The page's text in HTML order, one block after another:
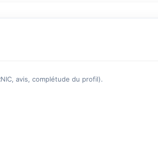
avis, complétude du profil).